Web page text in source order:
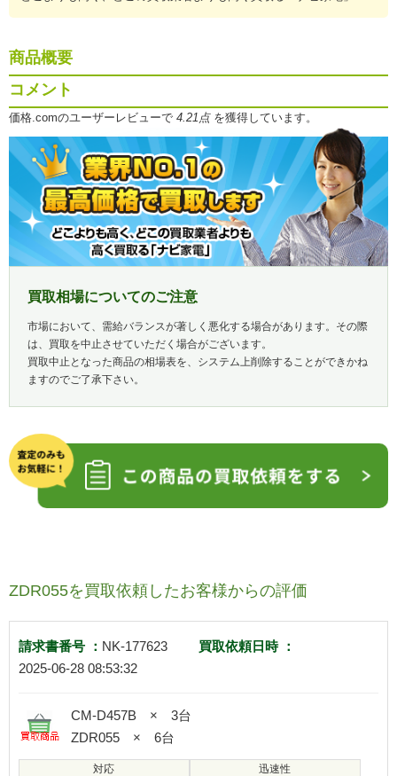
商品概要
コメント
価格.comのユーザーレビューで 4.21点を獲得しています。
買取相場についてのご注意
市場において、需給バランスが著しく悪化する場合があります。その際
は、買取を中止させていただく場合がございます。
買取中止となった商品の相場表を、システム上削除することができかね
ますのでご了承下さい。
ZDR055を買取依頼したお客様からの評価
請求書番号 ： NK-177623
買取依頼日時 ：
2025-06-28 08:53:32
CM-D457B × 3台
ZDR055 × 6台
対応 迅速性